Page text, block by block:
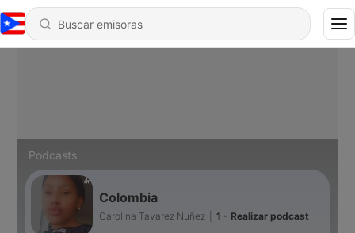
Podcasts
Colombia
Carolina Tavarez Nuñez 1 - Realizar podcast